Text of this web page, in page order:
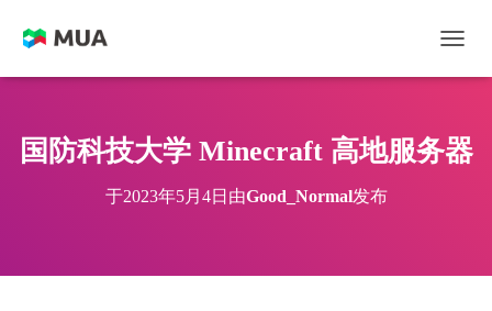
国防科技大学 Minecraft 高地服务器
于2023年5月4日 由Good_Normal发布